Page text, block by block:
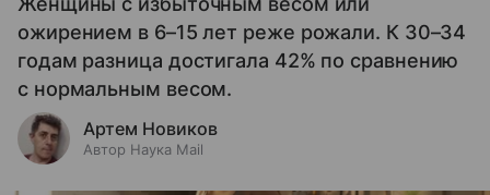
ожирением в 6–15 лет реже рожали. К 30–34
годам разница достигала 42% по сравнению
с нормальным весом.
Артем Новиков
Автор Наука Mail